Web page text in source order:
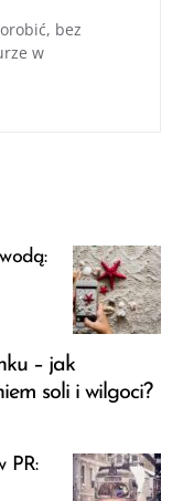
bez
w
– jak
soli i wilgoci?
PR: